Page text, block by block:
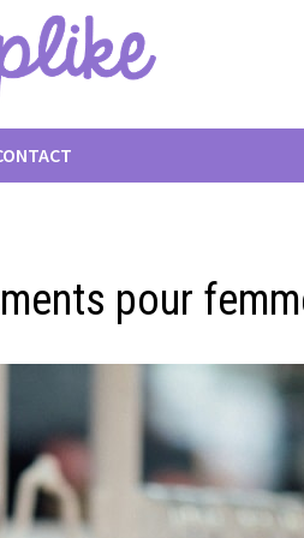
pour